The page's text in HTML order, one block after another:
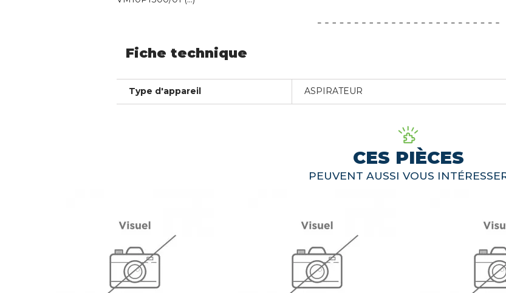
Fiche technique
Type d'appareil ASPIRATEUR
CES PIÈCES
PEUVENT AUSSI VOUS